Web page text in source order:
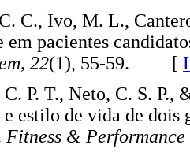
C., Ivo, M. L.,
em pacientes
22(1), 55-59. [
P. T., Neto, C. S.
e estilo de vida de
Fitness &